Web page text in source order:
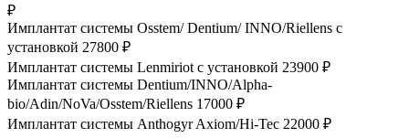
₽
Имплантат системы Osstem/ Dentium/ INNO/Riellens с
установкой 27800 ₽
Имплантат системы Lenmiriot с установкой 23900 ₽
Имплантат системы Dentium/INNO/Alpha-
bio/Adin/NoVa/Osstem/Riellens 17000 ₽
Имплантат системы Anthogyr Axiom/Hi-Tec 22000 ₽